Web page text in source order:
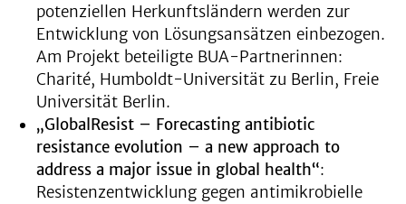
potenziellen Herkunftsländern werden zur
Entwicklung von Lösungsansätzen einbezogen.
Am Projekt beteiligte BUA-Partnerinnen:
Charité, Humboldt-Universität zu Berlin, Freie
Universität Berlin.
„GlobalResist – Forecasting antibiotic
resistance evolution – a new approach to
address a major issue in global health“:
Resistenzentwicklung gegen antimikrobielle